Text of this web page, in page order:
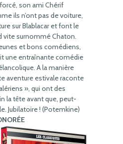
son ami Chérif
ils n’ont pas de voiture,
sur Blablacar et font le
vite surnommé Chaton.
et bons comédiens,
une entraînante comédie
A la manière
aventure estivale raconte
», qui ont des
la tête avant que, peut-
Jubilatoire ! (Potemkine)